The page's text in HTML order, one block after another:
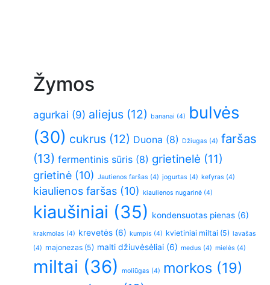
Žymos
agurkai (9) aliejus (12) bananai (4)
bulvės
(30) cukrus (12) Duona (8) Džiugas (4) faršas
(13) fermentinis sūris (8) grietinelė (11)
grietinė (10) Jautienos faršas (4) jogurtas (4) kefyras (4)
kiaulienos faršas (10) kiaulienos nugarinė (4)
kiaušiniai (35) kondensuotas pienas (6)
krakmolas (4) krevetės (6) kumpis (4) kvietiniai miltai (5) lavašas
(4) majonezas (5) malti džiuvėsėliai (6) medus (4) mielės (4)
miltai (36) moliūgas (4) morkos (19)